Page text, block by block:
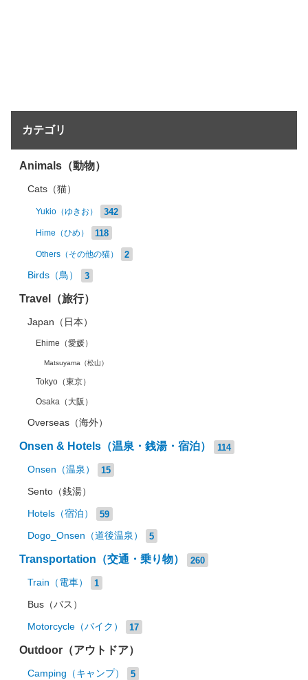
カテゴリ
Animals（動物）
Cats（猫）
Yukio（ゆきお） 342
Hime（ひめ） 118
Others（その他の猫） 2
Birds（鳥） 3
Travel（旅行）
Japan（日本）
Ehime（愛媛）
Matsuyama（松山）
Tokyo（東京）
Osaka（大阪）
Overseas（海外）
Onsen & Hotels（温泉・銭湯・宿泊） 114
Onsen（温泉） 15
Sento（銭湯）
Hotels（宿泊） 59
Dogo_Onsen（道後温泉） 5
Transportation（交通・乗り物） 260
Train（電車） 1
Bus（バス）
Motorcycle（バイク） 17
Outdoor（アウトドア）
Camping（キャンプ） 5